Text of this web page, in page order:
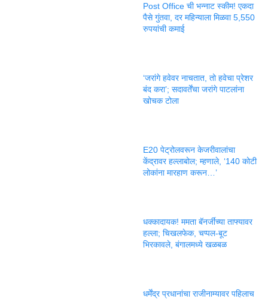
Post Office ची भन्नाट स्कीम! एकदा
पैसे गुंतवा, दर महिन्याला मिळवा 5,550
रुपयांची कमाई
‘जरांगे हवेवर नाचतात, तो हवेचा प्रेशर
बंद करा’; सदावर्तेंचा जरांगे पाटलांना
खोचक टोला
E20 पेट्रोलवरून केजरीवालांचा
केंद्रावर हल्लाबोल; म्हणाले, ‘140 कोटी
लोकांना मारहाण करून…’
धक्कादायक! ममता बॅनर्जींच्या ताफ्यावर
हल्ला; चिखलफेक, चप्पल-बूट
भिरकावले, बंगालमध्ये खळबळ
धर्मेंद्र प्रधानांचा राजीनाम्यावर पहिलाच